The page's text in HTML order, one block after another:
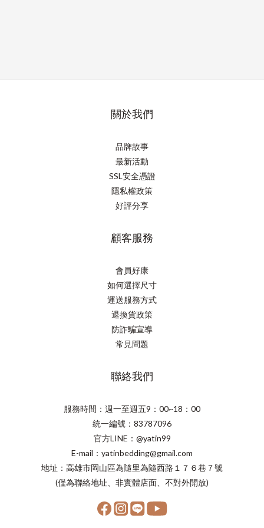
關於我們
品牌故事
最新活動
SSL安全憑證
隱私權政策
好評分享
顧客服務
會員好康
如何選擇尺寸
運送服務方式
退換貨政策
防詐騙宣導
常見問題
聯絡我們
服務時間：週一至週五9：00~18：00
統一編號：83787096
官方LINE：@yatin99
E-mail：yatinbedding@gmail.com
地址：高雄市岡山區為隨里為隨西路１７６巷７號
(僅為聯絡地址、非實體店面、不對外開放)